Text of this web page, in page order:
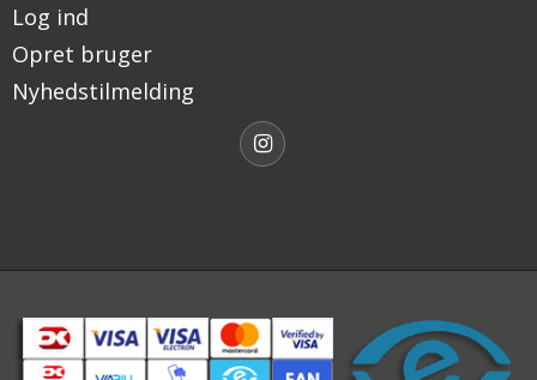
Log ind
Opret bruger
Nyhedstilmelding